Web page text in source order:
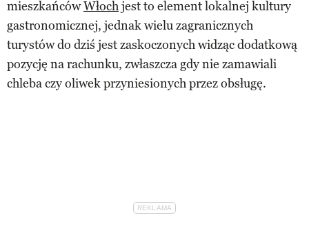
mieszkańcówWłochjest to element lokalnej kultury
gastronomicznej, jednak wielu zagranicznych
turystów do dziś jest zaskoczonych widząc dodatkową
pozycję na rachunku, zwłaszcza gdy nie zamawiali
chleba czy oliwek przyniesionych przez obsługę.